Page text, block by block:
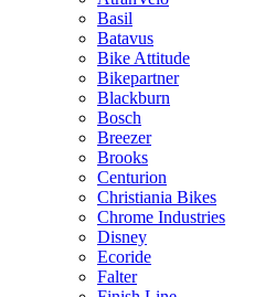
Basil
Batavus
Bike Attitude
Bikepartner
Blackburn
Bosch
Breezer
Brooks
Centurion
Christiania Bikes
Chrome Industries
Disney
Ecoride
Falter